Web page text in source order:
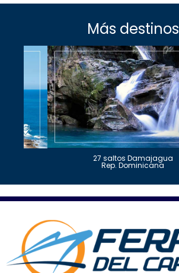
Más destinos
27 saltos Damajagua
Rep. Dominicana